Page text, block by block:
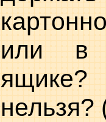
или в
нельзя?